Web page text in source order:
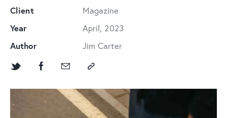
Client Magazine
Year April, 2023
Author Jim Carter